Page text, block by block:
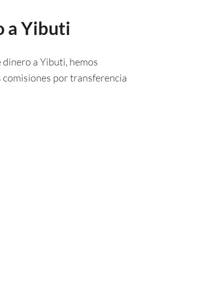
a Yibuti
a Yibuti, hemos
comisiones por transferencia